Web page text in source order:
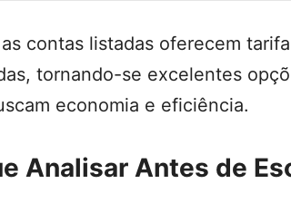
as contas listadas oferecem
tornando-se excelentes
economia e eficiência.
Analisar Antes de